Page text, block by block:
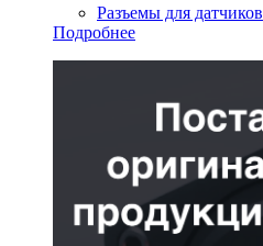
Разъемы для датчиков
Подробнее